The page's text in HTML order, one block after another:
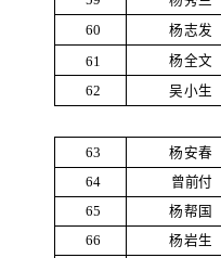
60 杨志发
61 杨全文
62 吴小生
63 杨安春
64
曾前付
65
杨帮国
66
杨岩生